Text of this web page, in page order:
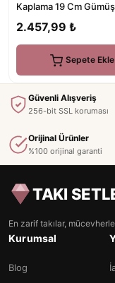
Kaplama 19 Cm
2.457,99 ₺
Sepete Ekle
Güvenli Alışveriş
256-bit SSL koruması
Orijinal Ürünler
%100 orijinal garanti
TAKI
En zarif takılar,
Kurumsal
Blog